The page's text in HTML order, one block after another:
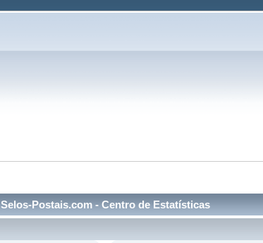
Selos-Postais.com - Centro de Estatísticas